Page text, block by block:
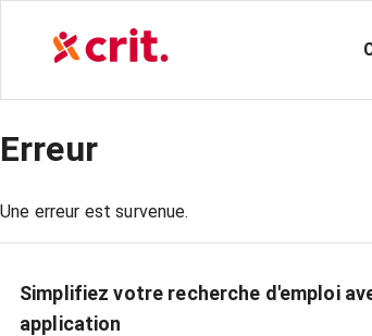
Erreur
Une erreur est survenue.
Simplifiez votre recherche d'emploi
application